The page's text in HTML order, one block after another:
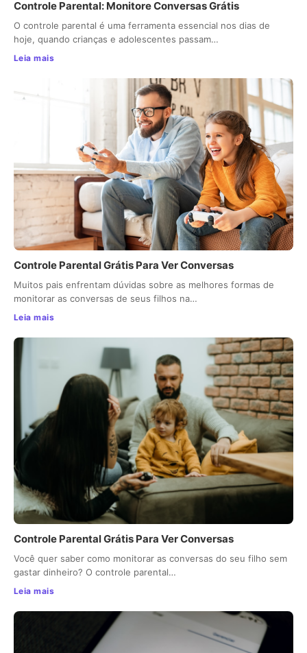
Controle Parental: Monitore Conversas Grátis
O controle parental é uma ferramenta essencial nos dias de
hoje, quando crianças e adolescentes passam…
Leia mais
Controle Parental Grátis Para Ver Conversas
Muitos pais enfrentam dúvidas sobre as melhores formas de
monitorar as conversas de seus filhos na…
Leia mais
Controle Parental Grátis Para Ver Conversas
Você quer saber como monitorar as conversas do seu filho sem
gastar dinheiro? O controle parental…
Leia mais